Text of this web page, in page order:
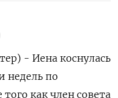
- Иена коснулась
недель по
как член совета